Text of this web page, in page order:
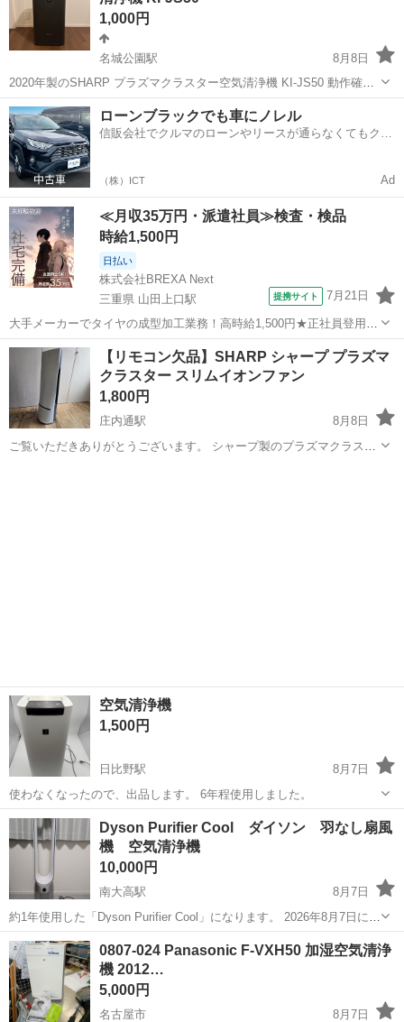
1,000円
名城公園駅
8月8日
2020年製のSHARP プラズマクラスター空気清浄機 KI-JS50 動作確認
済みです。 動作しますがフィルターやイオン発生ユニットの交換が必
要です。 完璧なものをお探しの方はご遠慮下さい。 外観には傷や使用
感がありま...
愛知 名古屋市 名城公園駅 季節、空調家電
プラズマクラスター
ローンブラックでも車にノレル
信販会社でクルマのローンやリースが通らなくてもクル
（株）ICT Ad
≪月収35万円・派遣社員≫検査・検品
時給1,500円
日払い
株式会社BREXA Next
三重県 山田上口駅
提携サイト 7月21日
大手メーカーでタイヤの成型加工業務！高時給1,500円★正社員登用制
度あり！ワンルーム寮完備！マイカー通勤OK！無料駐車場あり！《三
重県伊勢市》 人気の工場のお仕事 ◇タイヤの製造◇ トラック・バ
ス・RV車用を中心とした...
三重 伊勢市 山田上口駅 その他
【リモコン欠品】SHARP シャープ プラズマ
クラスター スリムイオンファン
1,800円
庄内通駅
8月8日
​ご覧いただきありがとうございます。 シャープ製のプラズマクラスタ
空気清浄機
1,500円
日比野駅
8月7日
使わなくなったので、出品します。 6年程使用しました。
愛知 名古屋市 季節、空調家電
Dyson Purifier Cool ダイソン 羽なし扇風
機 空気清浄機
10,000円
南大高駅
8月7日
約1年使用した「Dyson Purifier Cool」になります。 2026年8月7日に動
作確認済み。 商品情報および受け渡し場所・日時・支払方法の条件を
ご確認のうえ、ご希望の方はご連絡ください。 【商品情報】 ...
愛知 名古屋市
0807-024 Panasonic F-VXH50 加湿空気清浄
機 2012…
5,000円
名古屋市
8月7日